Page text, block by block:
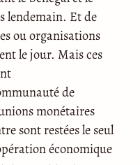
lendemain. Et de
ou organisations
le jour. Mais ces
de
monétaires
sont restées le seul
économique